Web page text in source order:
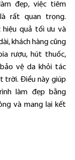
đẹp, việc tiêm
rất quan trọng.
hiệu quả tối ưu và
khách hàng cũng
rượu, hút thuốc,
vệ da khỏi tác
trời. Điều này giúp
làm đẹp bằng
và mang lại kết